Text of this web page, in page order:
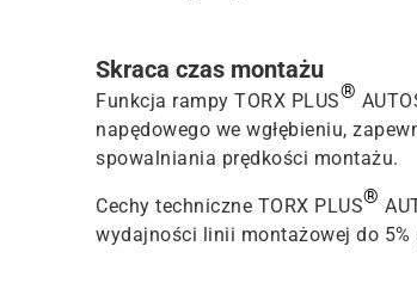
Skraca czas montażu
Funkcja rampy TORX PLUS®
napędowego we wgłębieniu,
spowalniania prędkości montażu.
Cechy techniczne TORX PLUS®
wydajności linii montażowej do